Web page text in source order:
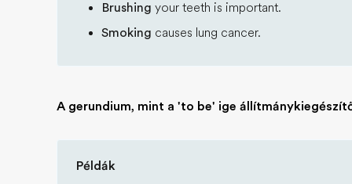
Brushing your teeth is important.
Smoking causes lung cancer.
A gerundium, mint a 'to be' ige
Példák